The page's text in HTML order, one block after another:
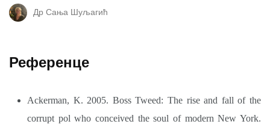
Др Сања Шуљагић
Референце
Ackerman, K. 2005. Boss Tweed: The rise and fall of the
corrupt pol who conceived the soul of modern New York.